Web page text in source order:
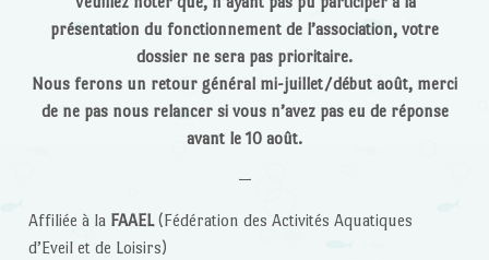
présentation du fonctionnement de l’association, votre
dossier ne sera pas prioritaire.
Nous ferons un retour général mi-juillet/début août, merci
de ne pas nous relancer si vous n’avez pas eu de réponse
avant le 10 août.
—
Affiliée à la FAAEL(Fédération des Activités Aquatiques
d’Eveil et de Loisirs)